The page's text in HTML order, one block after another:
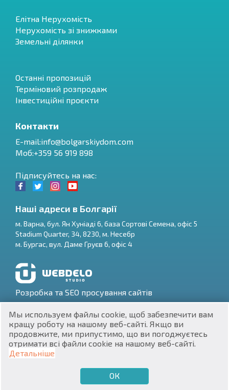
$
₽
₴
zł
PL
Елітна Нерухомість
Нерухомість зі знижками
Земельні ділянки
Останні пропозицій
Терміновий розпродаж
Інвестиційні проєкти
Контакти
E-mail:info@bolgarskiydom.com
Моб:+359 56 919 898
Підписуйтесь на нас:
Наші адреси в Болгарії
м. Варна, бул. Ян Хуніаді 6, база Сортові Семена, офіс 5
Stadium Quarter, 34, 8230, м. Несебр
м. Бургас, вул. Даме Груєв 6, офіс 4
Розробка та SEO просування сайтів
ЕИК 201160903
Мы используем файлы cookie, щоб забезпечити вам
кращу роботу на нашому веб-сайті. Якщо ви
продовжите, ми припустимо, що ви погоджуєтесь
отримати всі файли cookie на нашому веб-сайті.
Детальніше
ОК